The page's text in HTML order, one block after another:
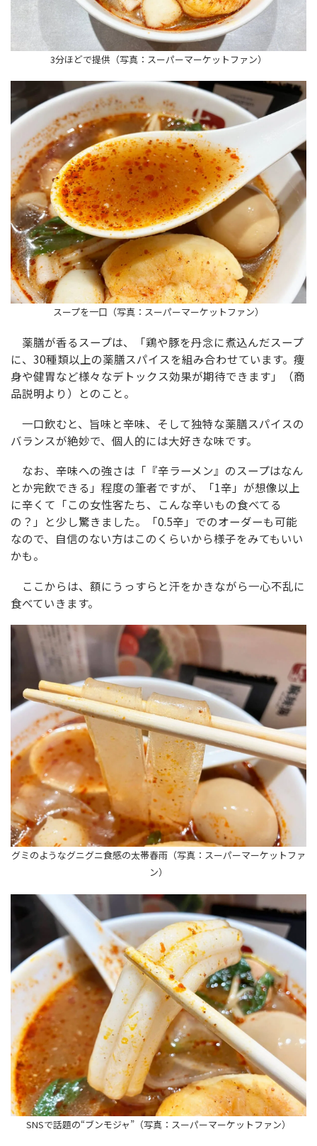
3分ほどで提供（写真：スーパーマーケットファン）
スープを一口（写真：スーパーマーケットファン）
薬膳が香るスープは、「鶏や豚を丹念に煮込んだスープ
に、30種類以上の薬膳スパイスを組み合わせています。痩
身や健胃など様々なデトックス効果が期待できます」（商
品説明より）とのこと。
一口飲むと、旨味と辛味、そして独特な薬膳スパイスの
バランスが絶妙で、個人的には大好きな味です。
なお、辛味への強さは「『辛ラーメン』のスープはなん
とか完飲できる」程度の筆者ですが、「1辛」が想像以上
に辛くて「この女性客たち、こんな辛いもの食べてる
の？」と少し驚きました。「0.5辛」でのオーダーも可能
なので、自信のない方はこのくらいから様子をみてもいい
かも。
ここからは、額にうっすらと汗をかきながら一心不乱に
食べていきます。
グミのようなグニグニ食感の太帯春雨（写真：スーパーマーケットファ
ン）
SNSで話題の“ブンモジャ”（写真：スーパーマーケットファン）